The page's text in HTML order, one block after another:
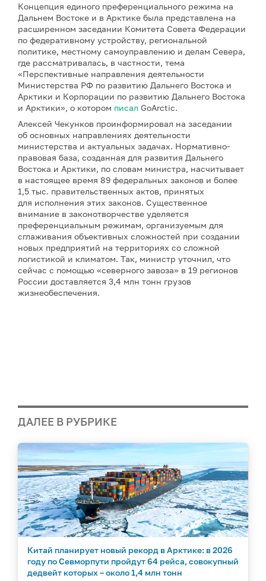
Концепция единого преференциального режима на
Дальнем Востоке и в Арктике была представлена на
расширенном заседании Комитета Совета Федерации
по федеративному устройству, региональной
политике, местному самоуправлению и делам Севера,
где рассматривалась, в частности, тема
«Перспективные направления деятельности
Министерства РФ по развитию Дальнего Востока и
Арктики и Корпорации по развитию Дальнего Востока
и Арктики», о котором писал GoArctic.
Алексей Чекунков проинформировал на заседании
об основных направлениях деятельности
министерства и актуальных задачах. Нормативно-
правовая база, созданная для развития Дальнего
Востока и Арктики, по словам министра, насчитывает
в настоящее время 89 федеральных законов и более
1,5 тыс. правительственных актов, принятых
для исполнения этих законов. Существенное
внимание в законотворчестве уделяется
преференциальным режимам, организуемым для
сглаживания объективных сложностей при создании
новых предприятий на территориях со сложной
логистикой и климатом. Так, министр уточнил, что
сейчас с помощью «северного завоза» в 19 регионов
России доставляется 3,4 млн тонн грузов
жизнеобеспечения.
ДАЛЕЕ В РУБРИКЕ
Китай планирует новый рекорд в Арктике: в 2026
году по Севморпути пройдут 64 рейса, совокупный
дедвейт которых – около 1,4 млн тонн